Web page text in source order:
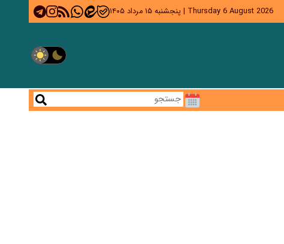
Thursday 6 August 2026
| پنجشنبه ۱۵ مرداد ۱۴۰۵